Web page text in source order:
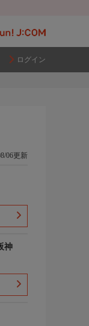
ログイン
06更新
神